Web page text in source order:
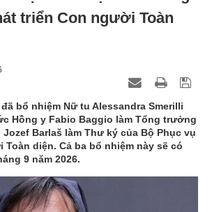
triển Con người Toàn
bổ nhiệm Nữ tu Alessandra Smerilli
Hồng y Fabio Baggio làm Tổng trưởng
Barlaš làm Thư ký của Bộ Phục vụ
Toàn diện. Cả ba bổ nhiệm này sẽ có
9 năm 2026.